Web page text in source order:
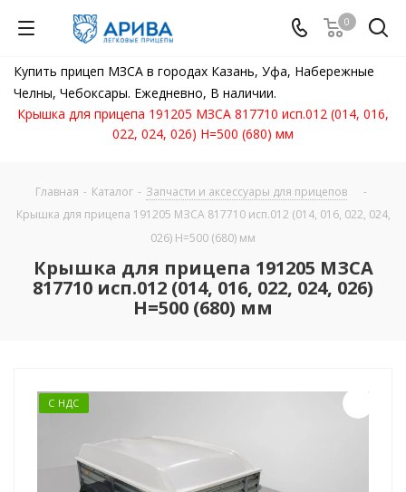
0
Купить прицеп МЗСА в городах Казань, Уфа, Набережные
Челны, Чебоксары. Ежедневно, В наличии.
Крышка для прицепа 191205 МЗСА 817710 исп.012 (014, 016,
022, 024, 026) Н=500 (680) мм
Главная - Каталог - Запчасти и аксессуары для прицепов
-
Крышка для прицепа 191205 МЗСА 817710 исп.012 (014, 016, 022, 024,
026) Н=500 (680) мм
Крышка для прицепа 191205 МЗСА
817710 исп.012 (014, 016, 022, 024, 026)
Н=500 (680) мм
С НДС